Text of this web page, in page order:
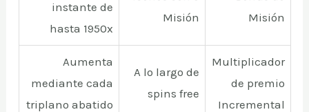
Misión
Misión
instante de
hasta 1950x
Multiplicador
de premio
Incremental
A lo largo de
spins free
Aumenta
mediante cada
triplano abatido